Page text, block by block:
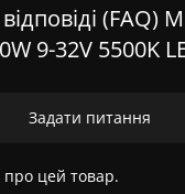
(FAQ)
9-32V 5500K
Задати питання
цей товар.